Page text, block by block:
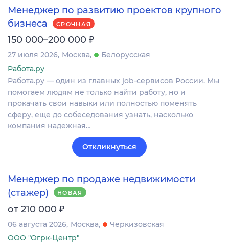
Менеджер по развитию проектов крупного
бизнеса
СРОЧНАЯ
150 000–200 000 ₽
27 июля 2026 Москва
Белорусская
Работа.ру
Работа.ру — один из главных job-сервисов России. Мы
помогаем людям не только найти работу, но и
прокачать свои навыки или полностью поменять
сферу, еще до собеседования узнать, насколько
компания надежная…
Откликнуться
Менеджер по продаже недвижимости
(стажер)
НОВАЯ
от 210 000 ₽
06 августа 2026 Москва
Черкизовская
ООО "Огрк-Центр"